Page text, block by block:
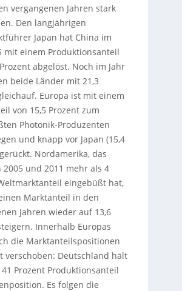
vergangenen Jahren stark
Den langjährigen
Japan hat China im
mit einem Produktionsanteil
abgelöst. Noch im Jahr
beide Länder mit 21,3
Europa ist mit einem
von 15,5 Prozent zum
Photonik-Produzenten
und knapp vor Japan (15,4
Nordamerika, das
2005 und 2011 mehr als 4
eingebüßt hat,
Marktanteil in den
Jahren wieder auf 13,6
Innerhalb Europas
die Marktanteilspositionen
verschoben: Deutschland hält
Prozent Produktionsanteil
Es folgen die